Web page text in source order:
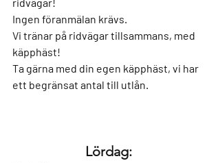
Ingen föranmälan krävs.
Vi tränar på ridvägar tillsammans, med
käpphäst!
Ta gärna med din egen käpphäst, vi har
ett begränsat antal till utlån.
Lördag: